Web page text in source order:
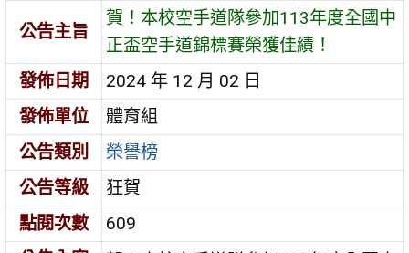
公告主旨
賀！本校空手道隊參加113年度全國中
正盃空手道錦標賽榮獲佳績！
發佈日期
2024 年 12 月 02 日
發佈單位
體育組
公告類別
榮譽榜
公告等級
狂賀
點閱次數
609